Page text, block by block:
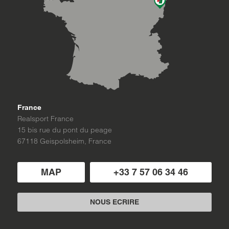
France
Realsport France
15 bis rue du pont du peage
67118 Geispolsheim, France
MAP +33 7 57 06 34 46
NOUS ECRIRE